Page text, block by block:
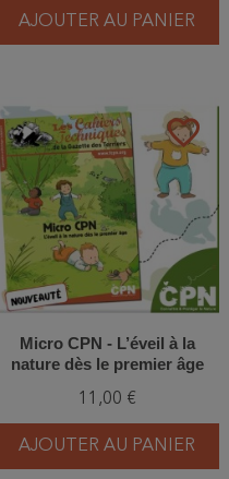
AJOUTER AU PANIER
favorite_border
Micro CPN - L’éveil à la
nature dès le premier âge
11,00 €
AJOUTER AU PANIER